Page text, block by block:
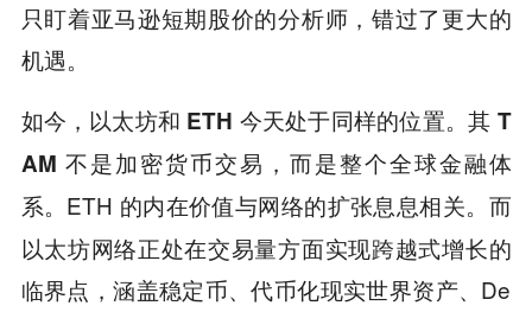
只盯着亚马逊短期股价的分析师，错过了更大的
机遇。
如今，以太坊和 ETH 今天处于同样的位置。其 T
AM 不是加密货币交易，而是整个全球金融体
系。 ETH 的内在价值与网络的扩张息息相关。而
以太坊网络正处在交易量方面实现跨越式增长的
临界点，涵盖稳定币、代币化现实世界资产、De